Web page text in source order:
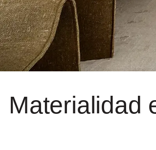
Materialidad